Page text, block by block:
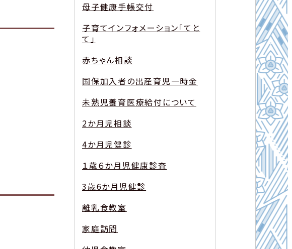
母子健康手帳交付
子育てインフォメーション「てと
て」
赤ちゃん相談
国保加入者の出産育児一時金
未熟児養育医療給付について
2か月児相談
4か月児健診
１歳６か月児健康診査
3歳6か月児健診
離乳食教室
家庭訪問